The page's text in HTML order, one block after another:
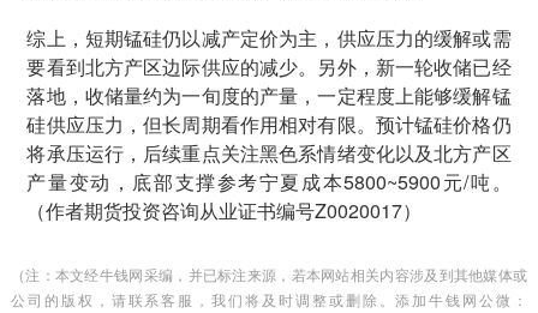
综上，短期锰硅仍以减产定价为主，供应压力的缓解或需
要看到北方产区边际供应的减少。另外，新一轮收储已经
落地，收储量约为一旬度的产量，一定程度上能够缓解锰
硅供应压力，但长周期看作用相对有限。预计锰硅价格仍
将承压运行，后续重点关注黑色系情绪变化以及北方产区
产量变动，底部支撑参考宁夏成本5800~5900元/吨。
（作者期货投资咨询从业证书编号Z0020017）
（注：本文经牛钱网采编，并已标注来源，若本网站相关内容涉及到其他媒体或
公司的版权，请联系客服，我们将及时调整或删除。添加牛钱网公微：